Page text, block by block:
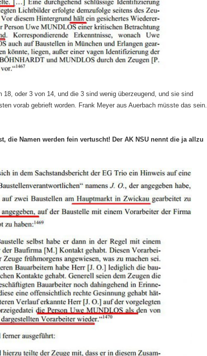
oder 3 von 14, und die 3 sind wenig überzeugend, und sie sind
vorab gebrieft worden. Frank Meyer aus Auerbach müsste das sein.
die Namen werden fein vertuscht! Der AK NSU nennt die ja allzu